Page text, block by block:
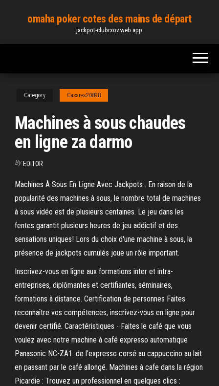
content
omaha poker cotes des mains de départ
jackpot-clubrxov.web.app
Category Casares20898
Machines à sous chaudes
en ligne za darmo
By EDITOR
Machines À Sous En Ligne Avec Jackpots . En raison de la
popularité des machines à sous, le nombre total de machines
à sous vidéo est de plusieurs centaines. Le jeu dans les
fentes garantit plusieurs heures de jeu addictif et des
sensations uniques! Lors du choix d'une machine à sous, la
présence de jackpots cumulés joue un rôle important.
Inscrivez-vous en ligne aux formations inter et intra-
entreprises, diplômantes et certifiantes, séminaires,
formations à distance. Certification de personnes Faites
reconnaître vos compétences, inscrivez-vous en ligne pour
devenir certifié. Caractéristiques - Faites le café que vous
voulez avec notre machine à café expresso automatique
Panasonic NC-ZA1: de l'expresso corsé au cappuccino au lait
en passant par le café allongé. Machines à cafe dans la région
Picardie : Trouvez un professionnel en quelques clics :